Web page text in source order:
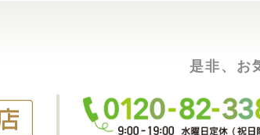
是非、お